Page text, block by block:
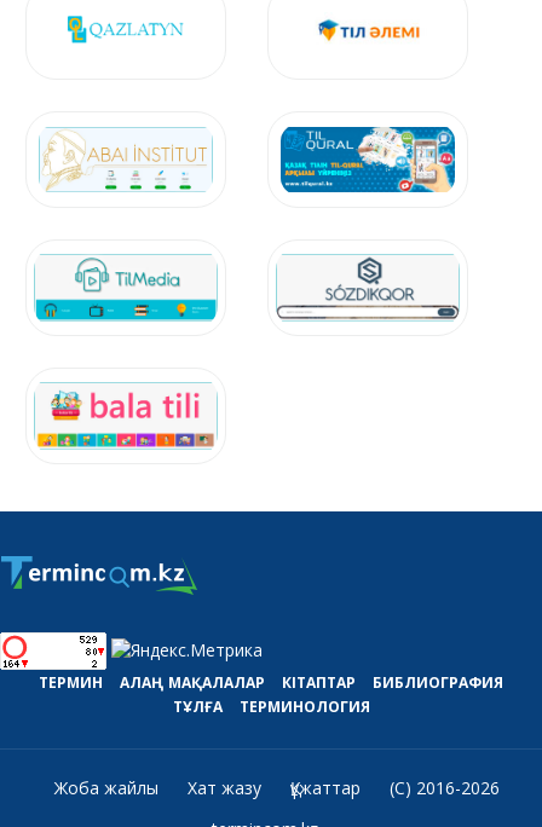
ТЕРМИН АЛАҢ МАҚАЛАЛАР КІТАПТАР
БИБЛИОГРАФИЯ
ТҰЛҒА
ТЕРМИНОЛОГИЯ
Жоба жайлы Хат жазу Құжаттар
(C) 2016-2026